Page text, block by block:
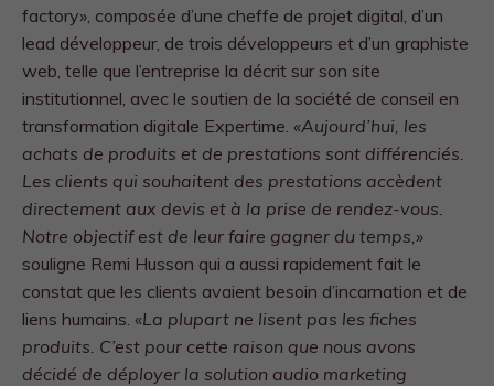
factory», composée d’une cheffe de projet digital, d’un
lead développeur, de trois développeurs et d’un graphiste
web, telle que l’entreprise la décrit sur son site
institutionnel, avec le soutien de la société de conseil en
transformation digitale Expertime. «Aujourd’hui, les
achats de produits et de prestations sont différenciés.
Les clients qui souhaitent des prestations accèdent
directement aux devis et à la prise de rendez-vous.
Notre objectif est de leur faire gagner du temps,»
souligne Remi Husson qui a aussi rapidement fait le
constat que les clients avaient besoin d’incarnation et de
liens humains. «La plupart ne lisent pas les fiches
produits. C’est pour cette raison que nous avons
décidé de déployer la solution audio marketing